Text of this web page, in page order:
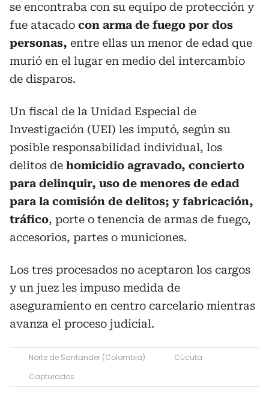
se encontraba con su equipo de protección y
fue atacado con arma de fuego por dos
personas, entre ellas un menor de edad que
murió en el lugar en medio del intercambio
de disparos.
Un fiscal de la Unidad Especial de
Investigación (UEI) les imputó, según su
posible responsabilidad individual, los
delitos de homicidio agravado, concierto
para delinquir, uso de menores de edad
para la comisión de delitos; y fabricación,
tráfico, porte o tenencia de armas de fuego,
accesorios, partes o municiones.
Los tres procesados no aceptaron los cargos
y un juez les impuso medida de
aseguramiento en centro carcelario mientras
avanza el proceso judicial.
Norte de Santander (Colombia)
Cúcuta
Capturados